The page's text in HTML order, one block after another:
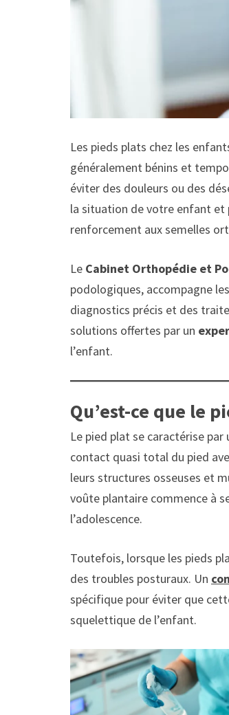
Les pieds plats chez les
généralement bénins et
éviter des douleurs ou des
la situation de votre enfant et
renforcement aux semelles
Le Cabinet Orthopédie et
podologiques, accompagne
diagnostics précis et des
solutions offertes par un
l’enfant.
Qu’est-ce que le
Le pied plat se caractérise
contact quasi total du pied
leurs structures osseuses et
voûte plantaire commence à
l’adolescence.
Toutefois, lorsque les pieds
des troubles posturaux. Un
spécifique pour éviter que
squelettique de l’enfant.